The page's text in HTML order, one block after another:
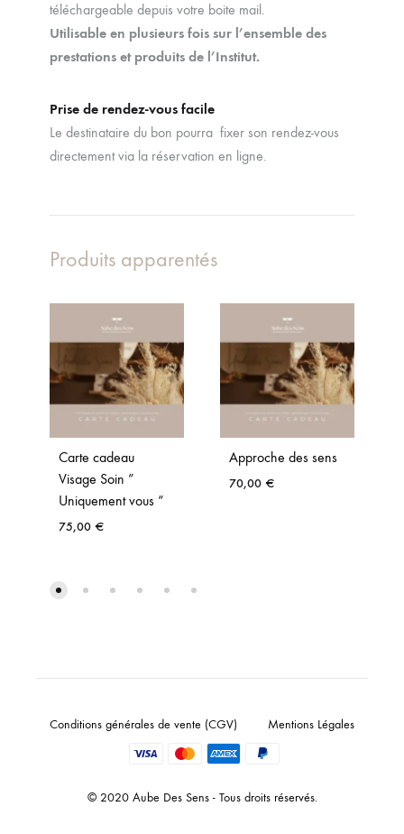
téléchargeable depuis votre boite mail.
Utilisable en plusieurs fois sur l’ensemble des
prestations et produits de l’Institut.
Prise de rendez-vous facile
Le destinataire du bon pourra fixer son rendez-vous
directement via la réservation en ligne.
Produits apparentés
Carte cadeau
Visage Soin ”
Uniquement vous “
75,00 €
Approche des sens
70,00 €
© 2020 Aube Des Sens - Tous droits réservés.
Conditions générales de vente (CGV) Mentions Légales